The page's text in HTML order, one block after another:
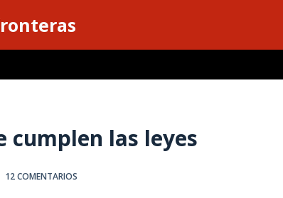
cumplen las leyes
12 COMENTARIOS